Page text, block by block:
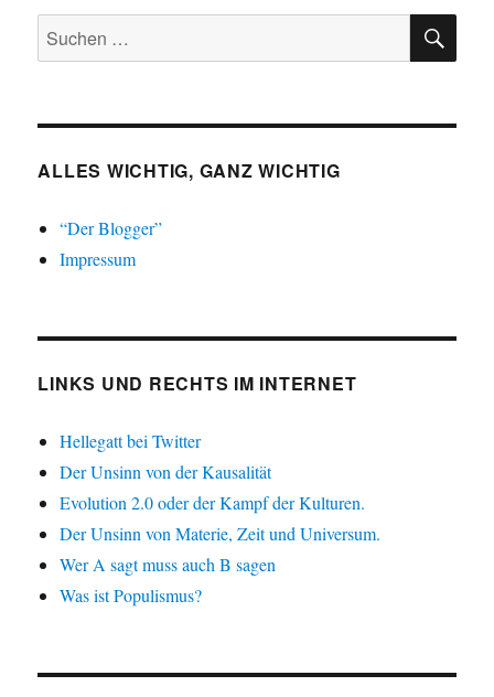
Suchen
nach:
ALLES WICHTIG, GANZ WICHTIG
“Der Blogger”
Impressum
LINKS UND RECHTS IM INTERNET
Hellegatt bei Twitter
Der Unsinn von der Kausalität
Evolution 2.0 oder der Kampf der Kulturen.
Der Unsinn von Materie, Zeit und Universum.
Wer A sagt muss auch B sagen
Was ist Populismus?